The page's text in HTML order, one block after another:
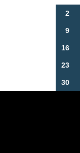
2
9
16
23
30